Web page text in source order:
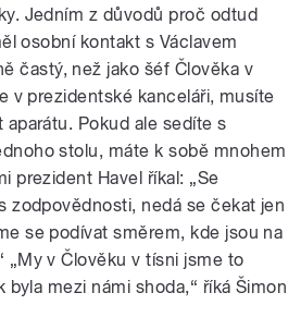
Jedním z důvodů proč odtud
osobní kontakt s Václavem
častý, než jako šéf Člověka v
v prezidentské kanceláři, musíte
Pokud ale sedíte s
stolu, máte k sobě mnohem
prezident Havel říkal: „Se
zodpovědnosti, nedá se čekat jen
se podívat směrem, kde jsou na
„My v Člověku v tísni jsme to
byla mezi námi shoda,“ říká Šimon